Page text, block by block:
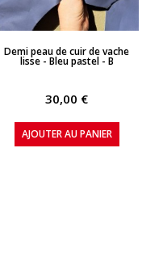
APERÇU RAPIDE
Demi peau de cuir de vache
lisse - Bleu pastel - B
30,00 €
AJOUTER AU PANIER